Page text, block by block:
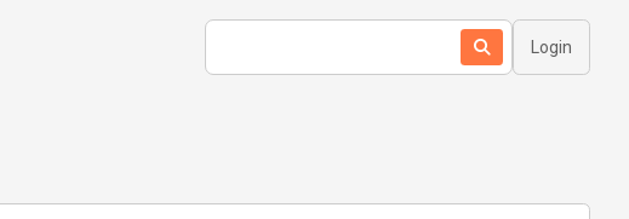
Login